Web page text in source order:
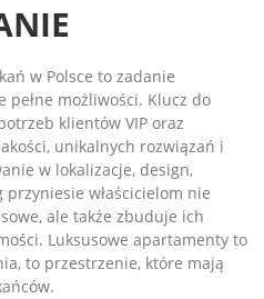
w Polsce to zadanie
pełne możliwości. Klucz do
klientów VIP oraz
unikalnych rozwiązań i
w lokalizacje, design,
właścicielom nie
ale także zbuduje ich
Luksusowe apartamenty to
to przestrzenie, które mają